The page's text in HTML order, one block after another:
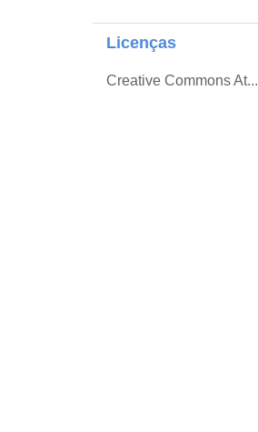
Licenças
Creative Commons At...